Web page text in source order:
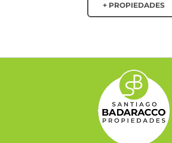
+ PROPIEDADES